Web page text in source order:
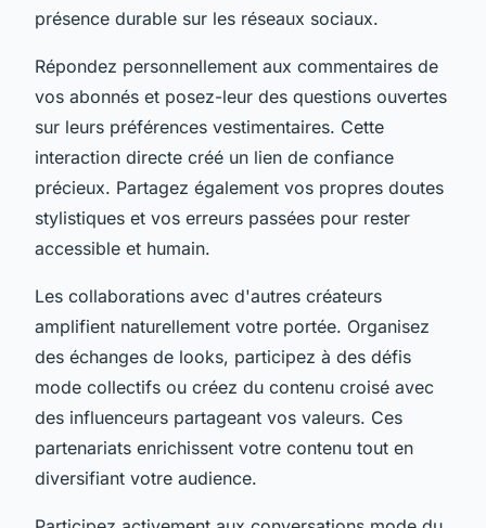
présence durable sur les réseaux sociaux.
Répondez personnellement aux commentaires de
vos abonnés et posez-leur des questions ouvertes
sur leurs préférences vestimentaires. Cette
interaction directe créé un lien de confiance
précieux. Partagez également vos propres doutes
stylistiques et vos erreurs passées pour rester
accessible et humain.
Les collaborations avec d'autres créateurs
amplifient naturellement votre portée. Organisez
des échanges de looks, participez à des défis
mode collectifs ou créez du contenu croisé avec
des influenceurs partageant vos valeurs. Ces
partenariats enrichissent votre contenu tout en
diversifiant votre audience.